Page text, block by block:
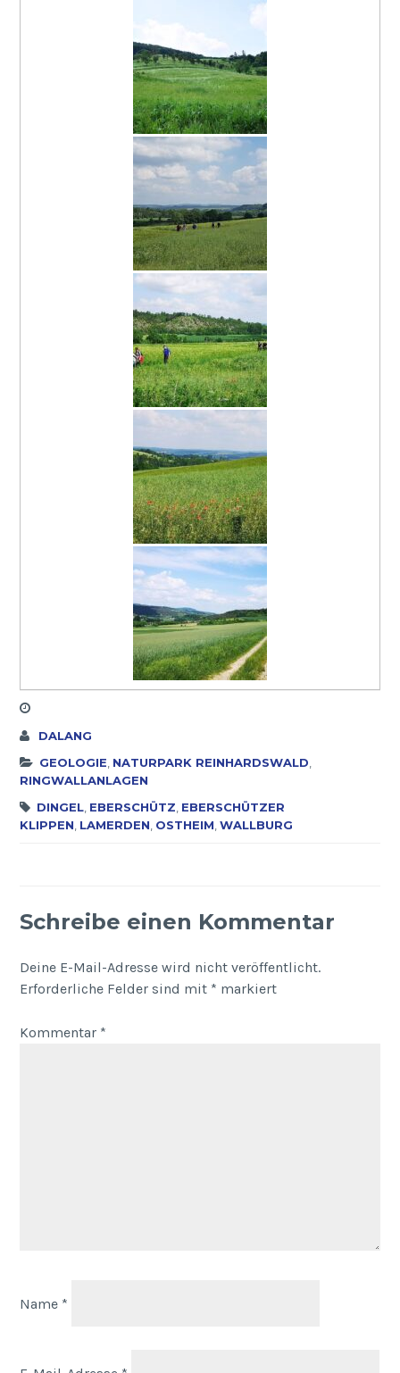
DALANG
GEOLOGIE NATURPARK REINHARDSWALD
RINGWALLANLAGEN
DINGEL EBERSCHÜTZ EBERSCHÜTZER
KLIPPEN LAMERDEN OSTHEIM ,WALLBURG
Schreibe einen Kommentar
Deine E-Mail-Adresse wird nicht veröffentlicht.
Erforderliche Felder sind mit * markiert
Kommentar *
Name *